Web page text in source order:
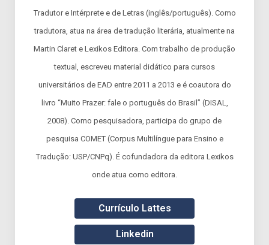
Tradutor e Intérprete e de Letras (inglês/português). Como
tradutora, atua na área de tradução literária, atualmente na
Martin Claret e Lexikos Editora. Com trabalho de produção
textual, escreveu material didático para cursos
universitários de EAD entre 2011 a 2013 e é coautora do
livro “Muito Prazer: fale o português do Brasil” (DISAL,
2008). Como pesquisadora, participa do grupo de
pesquisa COMET (Corpus Multilíngue para Ensino e
Tradução: USP/CNPq). É cofundadora da editora Lexikos
onde atua como editora.
Currículo Lattes
Linkedin